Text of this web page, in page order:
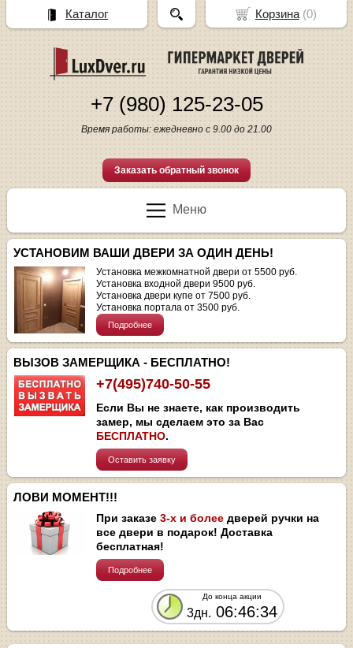
+7 (980) 125-23-05
Время работы: ежедневно с 9.00 до 21.00
Заказать обратный звонок
Меню
УСТАНОВИМ ВАШИ ДВЕРИ ЗА ОДИН ДЕНЬ!
Установка межкомнатной двери от 5500 руб.
Установка входной двери 9500 руб.
Установка двери купе от 7500 руб.
Установка портала от 3500 руб.
Подробнее
ВЫЗОВ ЗАМЕРЩИКА - БЕСПЛАТНО!
+7(495)740-50-55
Если Вы не знаете, как производить
замер, мы сделаем это за Вас
БЕСПЛАТНО.
Оставить заявку
ЛОВИ МОМЕНТ!!!
При заказе3-х и более дверей ручки на
все двери в подарок! Доставка
бесплатная!
Подробнее
До конца акции
3дн. 06:46:34
Корзина(0)
Каталог